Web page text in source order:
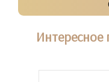
Интересное